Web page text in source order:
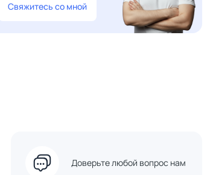
Свяжитесь со мной
Доверьте любой вопрос нам